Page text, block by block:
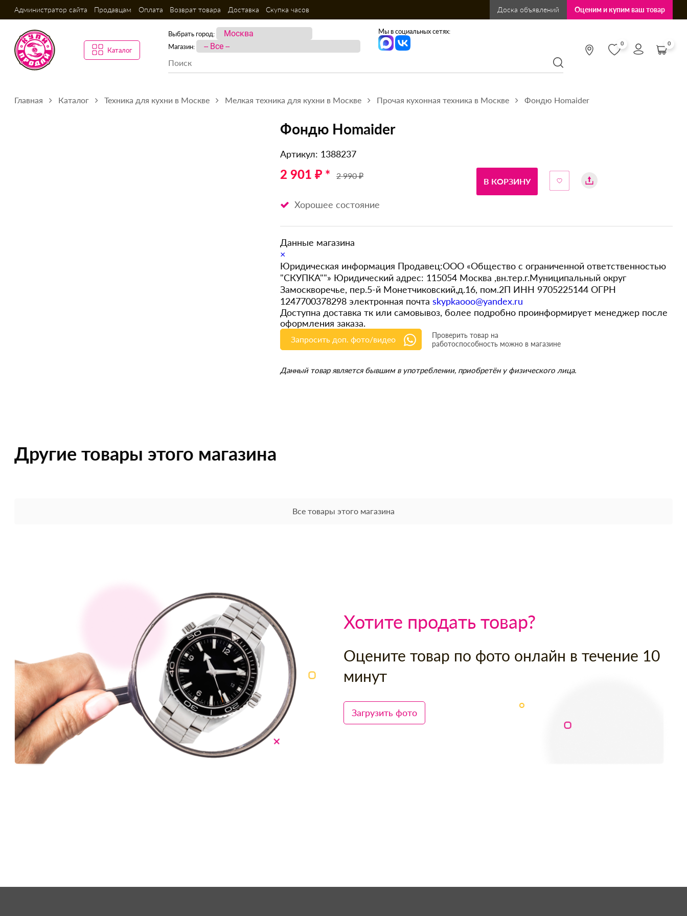
Администратор сайта Продавцам Оплата Возврат товара Доставка Скупка часов Доска объявлений Оценим и купим ваш товар
Каталог
Выбрать город:
Магазин:
Мы в социальных сетях:
0 0
Главная Каталог Техника для кухни в Москве Мелкая техника для кухни в Москве Прочая кухонная техника в Москве Фондю Homaider
Фондю Homaider
Артикул: 1388237
2 901 ₽ * 2 990 ₽
Хорошее состояние
В КОРЗИНУ
Данные магазина
×
Юридическая информация Продавец:ООО «Общество с ограниченной ответственностью
"СКУПКА""» Юридический адрес: 115054 Москва ,вн.тер.г.Муниципальный округ
Замоскворечье, пер.5-й Монетчиковский,д.16, пом.2П ИНН 9705225144 ОГРН
1247700378298 электронная почта skypkaooo@yandex.ru
Доступна доставка тк или самовывоз, более подробно проинформирует менеджер после
оформления заказа.
Запросить доп. фото/видео
Проверить товар на
работоспособность можно в магазине
Данный товар является бывшим в употреблении, приобретён у физического лица.
Другие товары этого магазина
Все товары этого магазина
Хотите продать товар?
Оцените товар по фото онлайн в течение 10
минут
Загрузить фото